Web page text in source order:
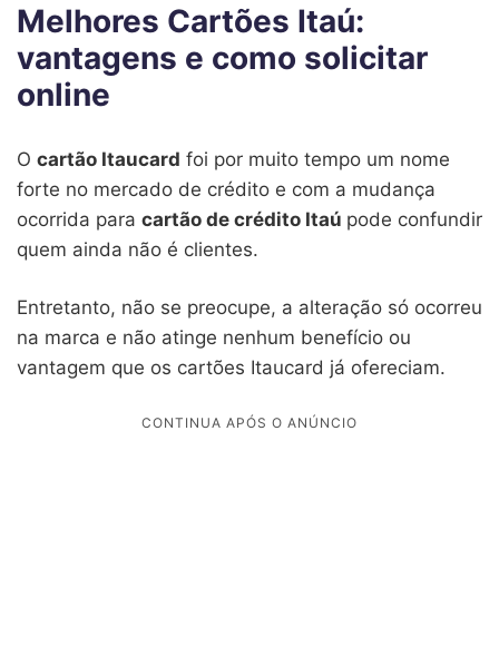
Melhores Cartões Itaú:
vantagens e como solicitar
online
O cartão Itaucard foi por muito tempo um nome
forte no mercado de crédito e com a mudança
ocorrida para cartão de crédito Itaú pode confundir
quem ainda não é clientes.
Entretanto, não se preocupe, a alteração só ocorreu
na marca e não atinge nenhum benefício ou
vantagem que os cartões Itaucard já ofereciam.